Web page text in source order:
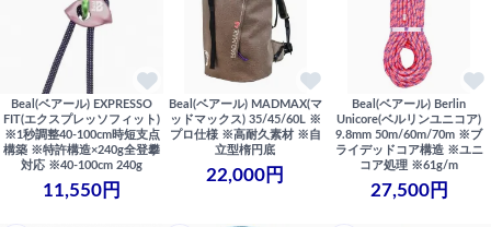
Beal(ベアール) EXPRESSO
FIT(エクスプレッソフィット)
※1秒調整40-100cm時短支点
構築 ※特許構造×240g全登攀
対応 ※40-100cm 240g
11,550円
Beal(ベアール) MADMAX(マ
ッドマックス) 35/45/60L ※
プロ仕様 ※高耐久素材 ※自
立型楕円底
22,000円
Beal(ベアール) Berlin
Unicore(ベルリンユニコア)
9.8mm 50m/60m/70m ※ブ
ライデッドコア構造 ※ユニ
コア処理 ※61g/m
27,500円